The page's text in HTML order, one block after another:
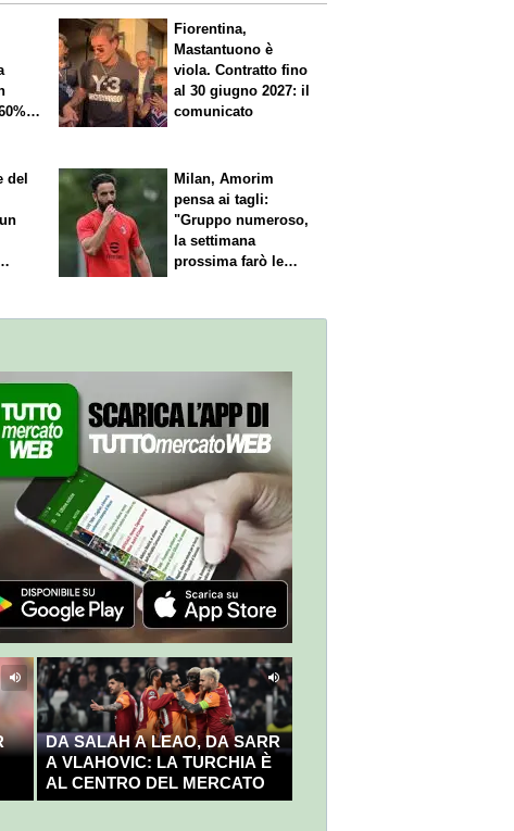
Fiorentina,
Mastantuono è
viola. Contratto fino
al 30 giugno 2027: il
comunicato
del
Milan, Amorim
pensa ai tagli:
"Gruppo numeroso,
la settimana
prossima farò le
DA SALAH A LEAO, DA SARR
A VLAHOVIC: LA TURCHIA È
AL CENTRO DEL MERCATO